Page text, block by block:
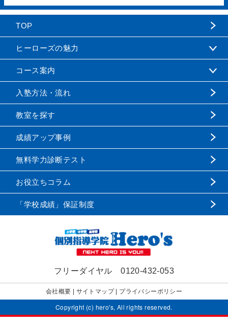
フリーダイヤル0120-432-053
会社概要 サイトマップ| プライバシーポリシー
TOP
ヒーローズの魅力
コース案内
入塾方法・流れ
教室を探す
成績アップ事例
無料学力診断テスト
お役立ちコラム
「学校成績」保証制度
Copyright (c) hero's, All rights reserved.